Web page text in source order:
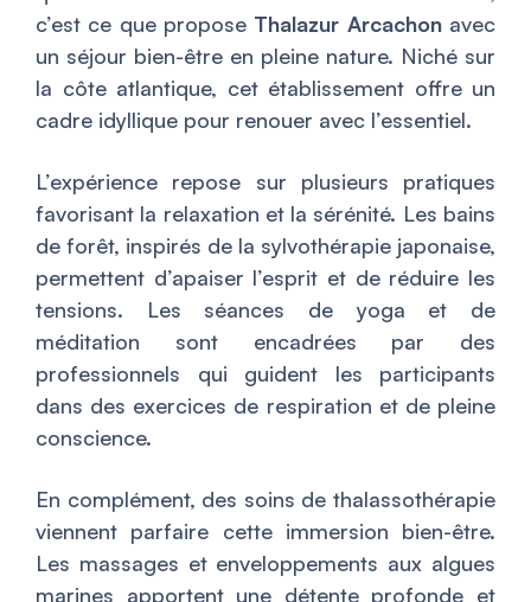
c’est ce que propose Thalazur Arcachonavec
un séjour bien-être en pleine nature. Niché sur
la côte atlantique, cet établissement offre un
cadre idyllique pour renouer avec l’essentiel.
L’expérience repose sur plusieurs pratiques
favorisant la relaxation et la sérénité. Les bains
de forêt, inspirés de la sylvothérapie japonaise,
permettent d’apaiser l’esprit et de réduire les
tensions. Les séances de yoga et de
méditation sont encadrées par des
professionnels qui guident les participants
dans des exercices de respiration et de pleine
conscience.
En complément, des soins de thalassothérapie
viennent parfaire cette immersion bien-être.
Les massages et enveloppements aux algues
marines apportent une détente profonde et